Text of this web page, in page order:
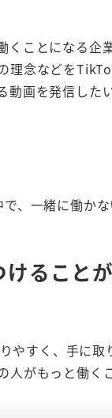
ことになる企
理念などを
画を発信した
、一緒に働か
ること
やすく、手に取
がもっと働く